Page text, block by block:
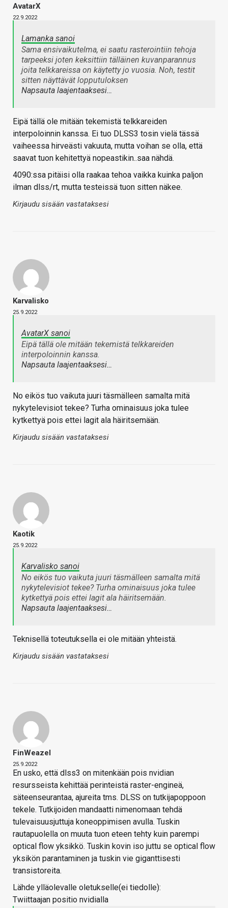
AvatarX
22.9.2022
Lamanka sanoi
Sama ensivaikutelma, ei saatu rasterointiin tehoja
tarpeeksi joten keksittiin tälläinen kuvanparannus
joita telkkareissa on käytetty jo vuosia. Noh, testit
sitten näyttävät lopputuloksen
Napsauta laajentaaksesi…
Eipä tällä ole mitään tekemistä telkkareiden
interpoloinnin kanssa. Ei tuo DLSS3 tosin vielä tässä
vaiheessa hirveästi vakuuta, mutta voihan se olla, että
saavat tuon kehitettyä nopeastikin..saa nähdä.
4090:ssa pitäisi olla raakaa tehoa vaikka kuinka paljon
ilman dlss/rt, mutta testeissä tuon sitten näkee.
Kirjaudu sisään vastataksesi
Karvalisko
25.9.2022
AvatarX sanoi
Eipä tällä ole mitään tekemistä telkkareiden
interpoloinnin kanssa.
Napsauta laajentaaksesi…
No eikös tuo vaikuta juuri täsmälleen samalta mitä
nykytelevisiot tekee? Turha ominaisuus joka tulee
kytkettyä pois ettei lagit ala häiritsemään.
Kirjaudu sisään vastataksesi
Kaotik
25.9.2022
Karvalisko sanoi
No eikös tuo vaikuta juuri täsmälleen samalta mitä
nykytelevisiot tekee? Turha ominaisuus joka tulee
kytkettyä pois ettei lagit ala häiritsemään.
Napsauta laajentaaksesi…
Teknisellä toteutuksella ei ole mitään yhteistä.
Kirjaudu sisään vastataksesi
FinWeazel
25.9.2022
En usko, että dlss3 on mitenkään pois nvidian
resursseista kehittää perinteistä raster-engineä,
säteenseurantaa, ajureita tms. DLSS on tutkijapoppoon
tekele. Tutkijoiden mandaatti nimenomaan tehdä
tulevaisuusjuttuja koneoppimisen avulla. Tuskin
rautapuolella on muuta tuon eteen tehty kuin parempi
optical flow yksikkö. Tuskin kovin iso juttu se optical flow
yksikön parantaminen ja tuskin vie giganttisesti
transistoreita.
Lähde ylläolevalle oletukselle(ei tiedolle):
Twiittaajan positio nvidialla